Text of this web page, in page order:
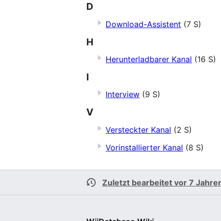
D
Download-Assistent (7 S)
H
Herunterladbarer Kanal (16 S)
I
Interview (9 S)
V
Versteckter Kanal (2 S)
Vorinstallierter Kanal (8 S)
Zuletzt bearbeitet vor 7